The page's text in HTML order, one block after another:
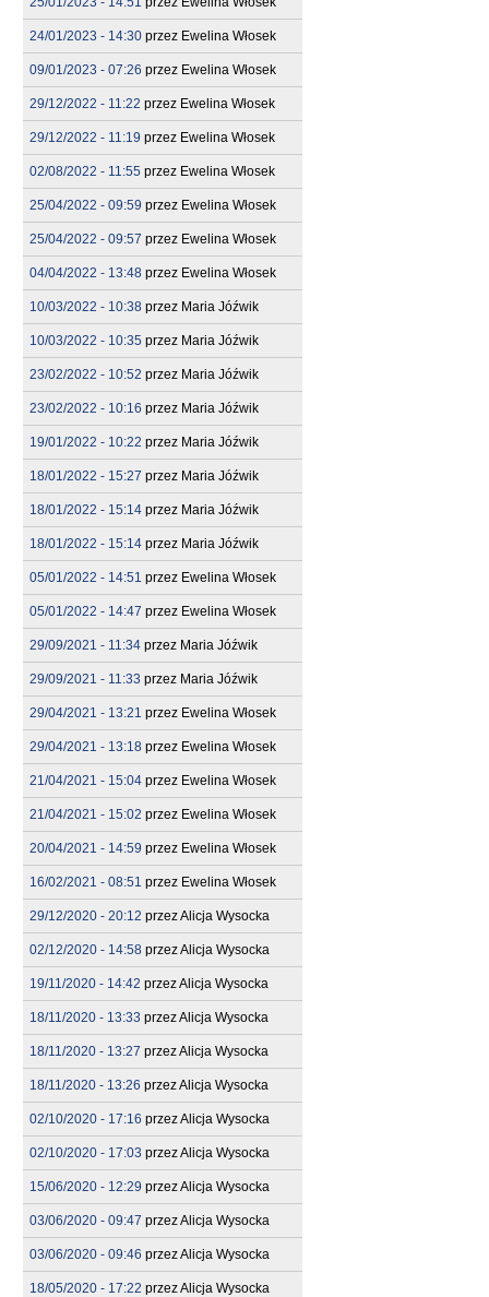
24/01/2023 - 14:30 przez Ewelina Włosek
09/01/2023 - 07:26 przez Ewelina Włosek
29/12/2022 - 11:22 przez Ewelina Włosek
29/12/2022 - 11:19 przez Ewelina Włosek
02/08/2022 - 11:55 przez Ewelina Włosek
25/04/2022 - 09:59 przez Ewelina Włosek
25/04/2022 - 09:57 przez Ewelina Włosek
04/04/2022 - 13:48 przez Ewelina Włosek
10/03/2022 - 10:38 przez Maria Jóźwik
10/03/2022 - 10:35 przez Maria Jóźwik
23/02/2022 - 10:52 przez Maria Jóźwik
23/02/2022 - 10:16 przez Maria Jóźwik
19/01/2022 - 10:22 przez Maria Jóźwik
18/01/2022 - 15:27 przez Maria Jóźwik
18/01/2022 - 15:14 przez Maria Jóźwik
18/01/2022 - 15:14 przez Maria Jóźwik
05/01/2022 - 14:51 przez Ewelina Włosek
05/01/2022 - 14:47 przez Ewelina Włosek
29/09/2021 - 11:34 przez Maria Jóźwik
29/09/2021 - 11:33 przez Maria Jóźwik
29/04/2021 - 13:21 przez Ewelina Włosek
29/04/2021 - 13:18 przez Ewelina Włosek
21/04/2021 - 15:04 przez Ewelina Włosek
21/04/2021 - 15:02 przez Ewelina Włosek
20/04/2021 - 14:59 przez Ewelina Włosek
16/02/2021 - 08:51 przez Ewelina Włosek
29/12/2020 - 20:12 przezAlicja Wysocka
02/12/2020 - 14:58 przezAlicja Wysocka
19/11/2020 - 14:42 przezAlicja Wysocka
18/11/2020 - 13:33 przezAlicja Wysocka
18/11/2020 - 13:27 przezAlicja Wysocka
18/11/2020 - 13:26 przezAlicja Wysocka
02/10/2020 - 17:16 przezAlicja Wysocka
02/10/2020 - 17:03 przezAlicja Wysocka
15/06/2020 - 12:29 przezAlicja Wysocka
03/06/2020 - 09:47 przezAlicja Wysocka
03/06/2020 - 09:46 przezAlicja Wysocka
18/05/2020 - 17:22 przezAlicja Wysocka